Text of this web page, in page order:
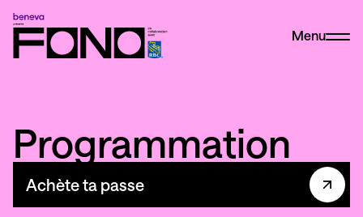
Menu
Programmation
Achète ta passe